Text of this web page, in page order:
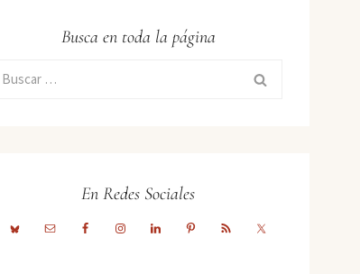
Busca en toda la página
Buscar:
En Redes Sociales